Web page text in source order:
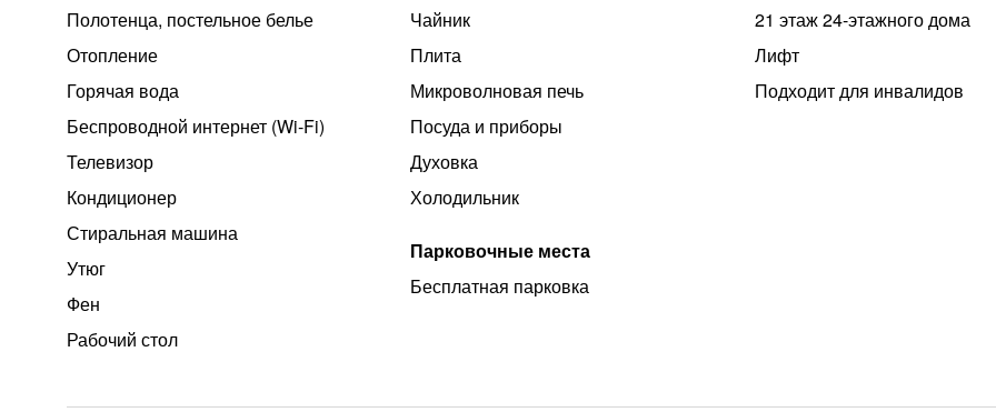
Полотенца, постельное белье
Отопление
Горячая вода
Беспроводной интернет (Wi‑Fi)
Телевизор
Кондиционер
Стиральная машина
Утюг
Фен
Рабочий стол
Чайник
Плита
Микроволновая печь
Посуда и приборы
Духовка
Холодильник
Парковочные места
Бесплатная парковка
21 этаж 24-этажного дома
Лифт
Подходит для инвалидов